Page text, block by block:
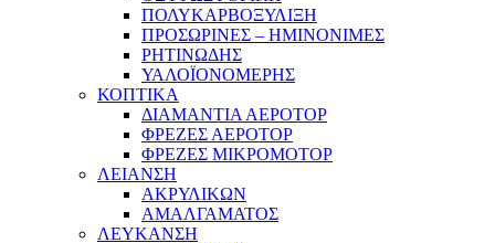
ΠΟΛΥΚΑΡΒΟΞΥΛΙΞΗ
ΠΡΟΣΩΡΙΝΕΣ – ΗΜΙΝΟΝΙΜΕΣ
ΡΗΤΙΝΩΔΗΣ
ΥΑΛΟΪΟΝΟΜΕΡΗΣ
ΚΟΠΤΙΚΑ
ΔΙΑΜΑΝΤΙΑ ΑΕΡΟΤΟΡ
ΦΡΕΖΕΣ ΑΕΡΟΤΟΡ
ΦΡΕΖΕΣ ΜΙΚΡΟΜΟΤΟΡ
ΛΕΙΑΝΣΗ
ΑΚΡΥΛΙΚΩΝ
ΑΜΑΛΓΑΜΑΤΟΣ
ΛΕΥΚΑΝΣΗ